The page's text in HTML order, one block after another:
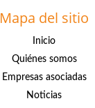
Mapa del sitio
Inicio
Quiénes somos
Empresas asociadas
Noticias